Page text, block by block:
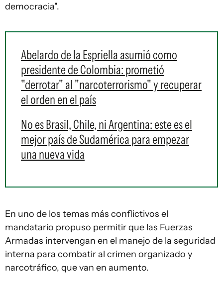
democracia".
Abelardo de la Espriella asumió como
presidente de Colombia: prometió
"derrotar" al "narcoterrorismo" y recuperar
el orden en el país
No es Brasil, Chile, ni Argentina: este es el
mejor país de Sudamérica para empezar
una nueva vida
En uno de los temas más conflictivos el
mandatario propuso permitir que las Fuerzas
Armadas intervengan en el manejo de la seguridad
interna para combatir al crimen organizado y
narcotráfico, que van en aumento.